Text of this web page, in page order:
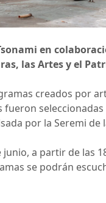
en
las Artes y el
creados por
fueron
por la Seremi
a partir de las
se podrán